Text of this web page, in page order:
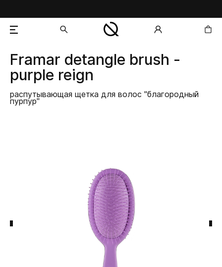
добавлен в корзину
Framar detangle brush -
purple reign
распутывающая щетка для волос "благородный
пурпур"